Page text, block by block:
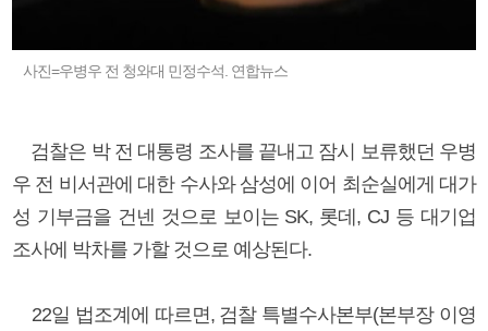
사진=우병우 전 청와대 민정수석. 연합뉴스
검찰은 박 전 대통령 조사를 끝내고 잠시 보류했던 우병
우 전 비서관에 대한 수사와 삼성에 이어 최순실에게 대가
성 기부금을 건넨 것으로 보이는 SK, 롯데, CJ 등 대기업
조사에 박차를 가할 것으로 예상된다.
22일 법조계에 따르면, 검찰 특별수사본부(본부장 이영